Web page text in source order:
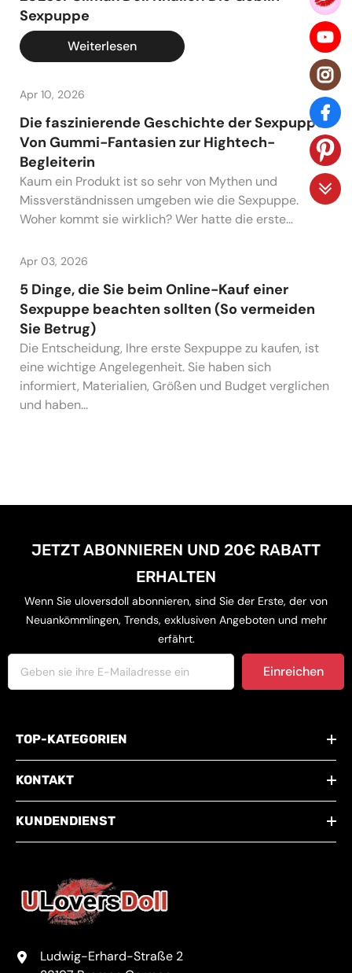
Sexpuppe
Weiterlesen
Apr 10, 2026
Die faszinierende Geschichte der Sexpuppe:
Von Gummi-Fantasien zur Hightech-
Begleiterin
Kaum ein Produkt ist so sehr von Mythen und
Missverständnissen umgeben wie die Sexpuppe.
Woher kommt sie wirklich? Wer hatte die erste...
Apr 03, 2026
5 Dinge, die Sie beim Online-Kauf einer
Sexpuppe beachten sollten (So vermeiden
Sie Betrug)
Die Entscheidung, Ihre erste Sexpuppe zu kaufen, ist
eine wichtige Angelegenheit. Sie haben sich
informiert, Materialien, Größen und Budget verglichen
und haben...
JETZT ABONNIEREN UND 20€ RABATT
ERHALTEN
Wenn Sie uloversdoll abonnieren, sind Sie der Erste, der von
Neuankömmlingen, Trends, exklusiven Angeboten und mehr
erfährt.
Einreichen
TOP-KATEGORIEN
KONTAKT
KUNDENDIENST
Ludwig-Erhard-Straße 2